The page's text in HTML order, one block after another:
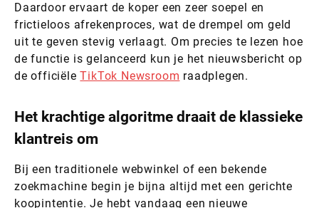
Daardoor ervaart de koper een zeer soepel en
frictieloos afrekenproces, wat de drempel om geld
uit te geven stevig verlaagt. Om precies te lezen hoe
de functie is gelanceerd kun je het nieuwsbericht op
de officiëleTikTok Newsroom raadplegen.
Het krachtige algoritme draait de klassieke
klantreis om
Bij een traditionele webwinkel of een bekende
zoekmachine begin je bijna altijd met een gerichte
koopintentie. Je hebt vandaag een nieuwe